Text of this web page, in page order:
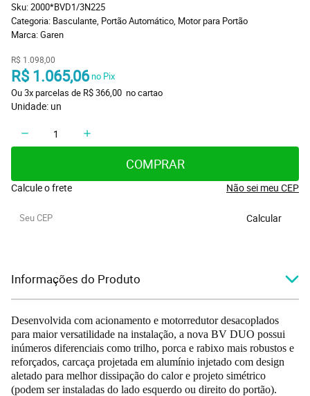
Sku:2000*BVD1/3N225
Categoria: Basculante, Portão Automático, Motor para Portão
Marca:Garen
R$ 1.098,00
R$ 1.065,06 no Pix
Ou 3x parcelas de R$ 366,00 no cartao
Unidade: un
COMPRAR
Calcule o frete Não sei meu CEP
Calcular
Informações do Produto
Desenvolvida com acionamento e motorredutor desacoplados
para maior versatilidade na instalação, a nova BV DUO possui
inúmeros diferenciais como trilho, porca e rabixo mais robustos e
reforçados, carcaça projetada em alumínio injetado com design
aletado para melhor dissipação do calor e projeto simétrico
(podem ser instaladas do lado esquerdo ou direito do portão).